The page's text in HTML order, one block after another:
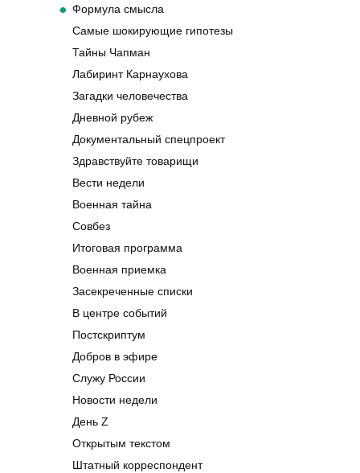
Формула смысла
Самые шокирующие гипотезы
Тайны Чапман
Лабиринт Карнаухова
Загадки человечества
Дневной рубеж
Документальный спецпроект
Здравствуйте товарищи
Вести недели
Военная тайна
Совбез
Итоговая программа
Военная приемка
Засекреченные списки
В центре событий
Постскриптум
Добров в эфире
Служу России
Новости недели
День Z
Открытым текстом
Штатный корреспондент